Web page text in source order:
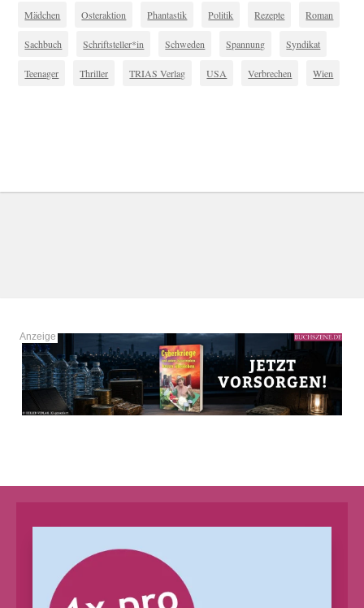
Mädchen Osteraktion Phantastik Politik Rezepte Roman
Sachbuch Schriftsteller*in Schweden Spannung Syndikat
Teenager Thriller TRIAS Verlag USA Verbrechen Wien